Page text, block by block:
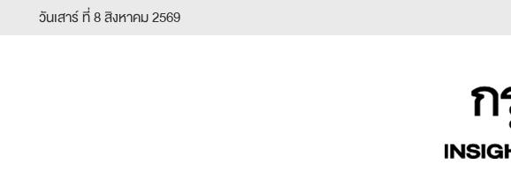
วันเสาร์ ที่ 8 สิงหาคม 2569